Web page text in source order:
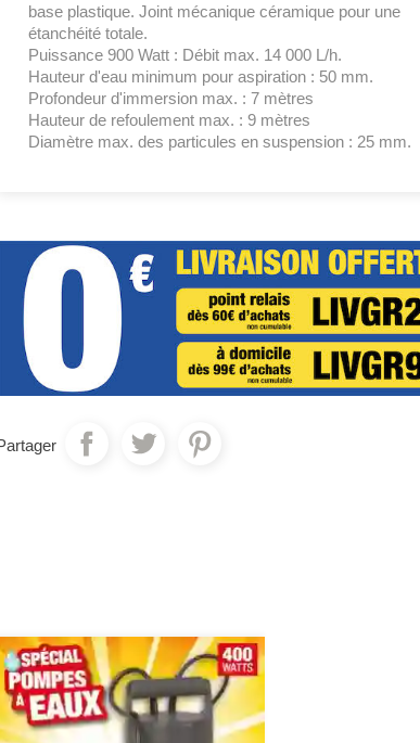
base plastique. Joint mécanique céramique pour une
étanchéité totale.
Puissance 900 Watt : Débit max. 14 000 L/h.
Hauteur d'eau minimum pour aspiration : 50 mm.
Profondeur d'immersion max. : 7 mètres
Hauteur de refoulement max. : 9 mètres
Diamètre max. des particules en suspension : 25 mm.